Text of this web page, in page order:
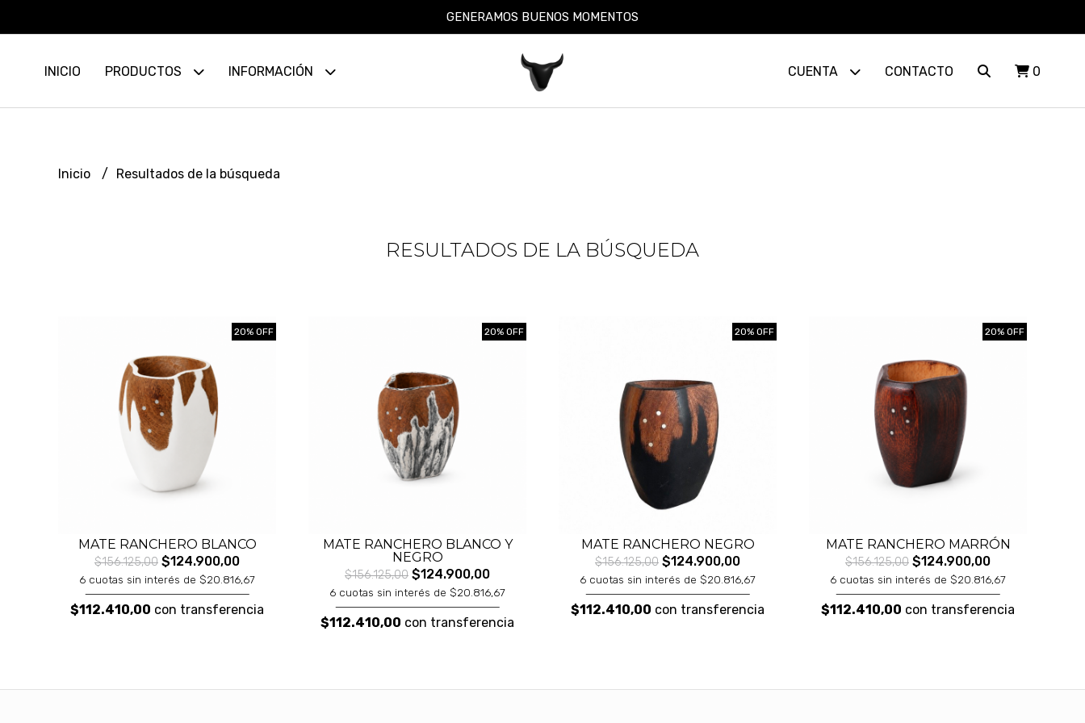
GENERAMOS BUENOS MOMENTOS
INICIO PRODUCTOS INFORMACIÓN CUENTA CONTACTO 0
Inicio Resultados de la búsqueda
RESULTADOS DE LA BÚSQUEDA
20% OFF
MATE RANCHERO BLANCO
$156.125,00 $124.900,00
6 cuotas sin interés de $20.816,67
$112.410,00 con transferencia
20% OFF
MATE RANCHERO BLANCO Y
NEGRO
$156.125,00 $124.900,00
6 cuotas sin interés de $20.816,67
$112.410,00 con transferencia
20% OFF
MATE RANCHERO NEGRO
$156.125,00 $124.900,00
6 cuotas sin interés de $20.816,67
$112.410,00 con transferencia
20% OFF
MATE RANCHERO MARRÓN
$156.125,00 $124.900,00
6 cuotas sin interés de $20.816,67
$112.410,00 con transferencia